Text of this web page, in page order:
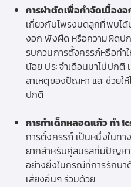
การผ่าตัดเพื่อกำจัดเนื้องอ
เกี่ยวกับโพรงมดลูกที่พบได้
งอก พังผืด หรือความผิดป
รบกวนการตั้งครรภ์หรือทำ
น้อย ประจำเดือนมาไม่ปกติ
สาเหตุของปัญหา และช่วยใ
ปกติ
การทำเด็กหลอดแก้ว ทำ
การตั้งครรภ์ เป็นหนึ่งในทา
ยากสำหรับคู่สมรสที่มีปัญหา
อย่างยิ่งในกรณีที่การรักษา
เสี่ยงอื่นๆ ร่วมด้วย